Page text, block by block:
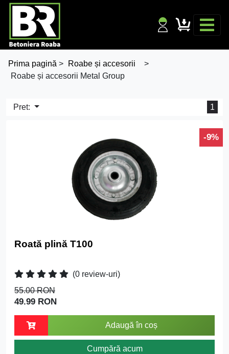
Prima pagină > Roabe și accesorii
>
Roabe și accesorii Metal Group
Pret: 1
-9%
Roată plină T100
(0 review-uri)
55.00 RON
49.99 RON
Adaugă în coș
Cumpără acum